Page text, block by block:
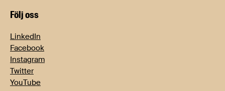
Följ oss
LinkedIn
Facebook
Instagram
Twitter
YouTube